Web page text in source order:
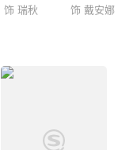
饰 瑞秋 饰 戴安娜